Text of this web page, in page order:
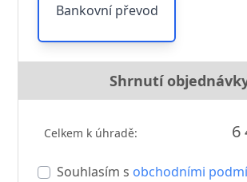
Bankovní převod
Shrnutí
Celkem k úhradě: 6
Souhlasím s obchodními